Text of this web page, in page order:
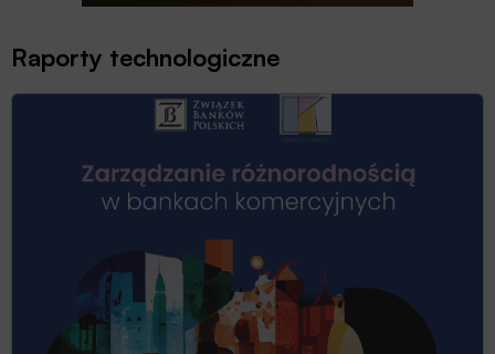
Raporty technologiczne